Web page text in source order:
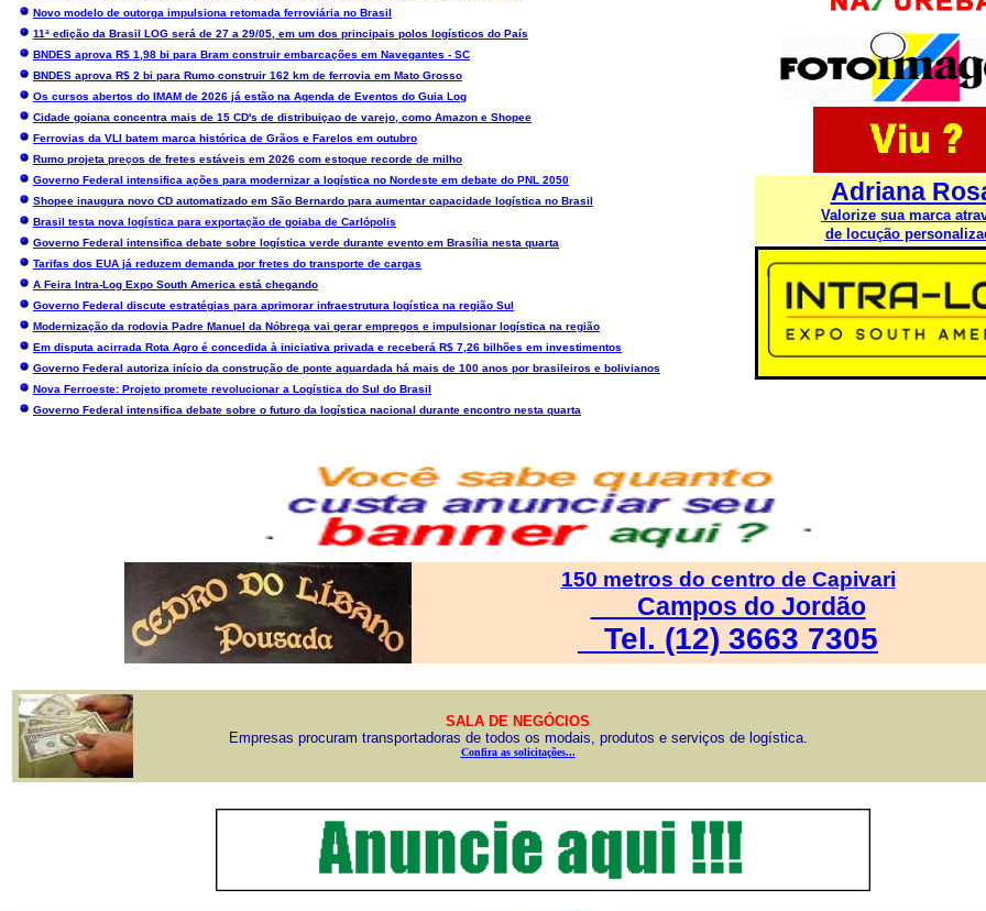
Novo modelo de outorga impulsiona retomada ferroviária no Brasil
11ª edição da Brasil LOG será de 27 a 29/05, em um dos principais polos logísticos do País
BNDES aprova R$ 1,98 bi para Bram construir embarcações em Navegantes - SC
BNDES aprova R$ 2 bi para Rumo construir 162 km de ferrovia em Mato Grosso
Os cursos abertos do IMAM de 2026 já estão na Agenda de Eventos do Guia Log
Cidade goiana concentra mais de 15 CD's de distribuiçao de varejo, como Amazon e Shopee
Ferrovias da VLI batem marca histórica de Grãos e Farelos em outubro
Rumo projeta preços de fretes estáveis em 2026 com estoque recorde de milho
Governo Federal intensifica ações para modernizar a logística no Nordeste em debate do PNL 2050
Shopee inaugura novo CD automatizado em São Bernardo para aumentar capacidade logística no Brasil
Brasil testa nova logística para exportação de goiaba de Carlópolis
Governo Federal intensifica debate sobre logística verde durante evento em Brasília nesta quarta
Tarifas dos EUA já reduzem demanda por fretes do transporte de cargas
A Feira Intra-Log Expo South America está chegando
Governo Federal discute estratégias para aprimorar infraestrutura logística na região Sul
Modernização da rodovia Padre Manuel da Nóbrega vai gerar empregos e impulsionar logística na região
Em disputa acirrada Rota Agro é concedida à iniciativa privada e receberá R$ 7,26 bilhões em investimentos
Governo Federal autoriza início da construção de ponte aguardada há mais de 100 anos por brasileiros e bolivianos
Nova Ferroeste: Projeto promete revolucionar a Logística do Sul do Brasil
Governo Federal intensifica debate sobre o futuro da logística nacional durante encontro nesta quarta
Adriana
Valorize sua marca
de locução
150 metros do centro de Capivari
Campos do Jordão
Tel. (12) 3663 7305
SALA DE NEGÓCIOS
Empresas procuram transportadoras de todos os modais, produtos e serviços de logística.
Confira as solicitações...